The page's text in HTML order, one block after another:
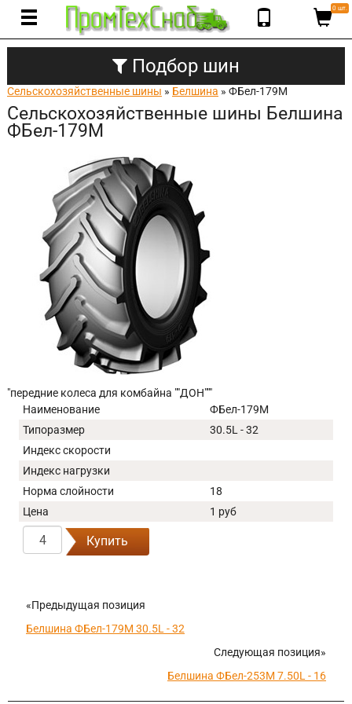
0 шт.
Подбор шин
Сельскохозяйственные шины » Белшина » ФБел-179М
Сельскохозяйственные шины Белшина
ФБел-179М
"передние колеса для комбайна ""ДОН"""
Наименование
ФБел-179М
Типоразмер
30.5L - 32
Индекс скорости
Индекс нагрузки
Норма слойности
18
Цена
1 руб
Купить
«Предыдущая позиция
Белшина ФБел-179М 30.5L - 32
Следующая позиция»
Белшина ФБел-253М 7.50L - 16